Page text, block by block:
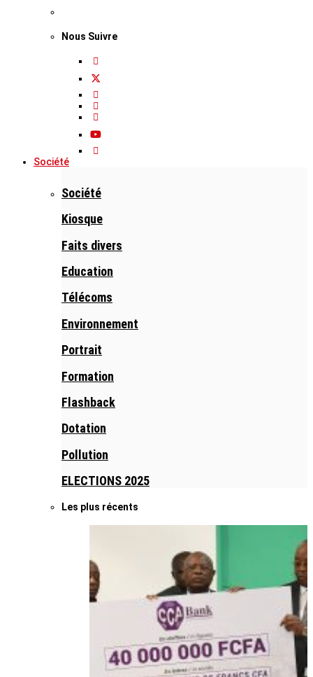
Nous Suivre
Société
Société
Kiosque
Faits divers
Education
Télécoms
Environnement
Portrait
Formation
Flashback
Dotation
Pollution
ELECTIONS 2025
Les plus récents